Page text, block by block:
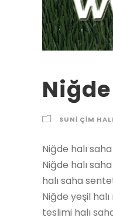
SUNI ÇIM HALI
Niğde halı
Niğde halı
halı saha
Niğde yeşil halı
teslimi halı